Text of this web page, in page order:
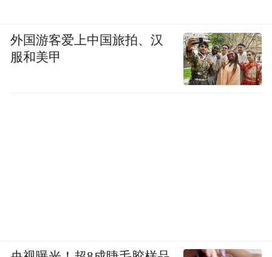
外国游客爱上中国旅拍、汉
服和美甲